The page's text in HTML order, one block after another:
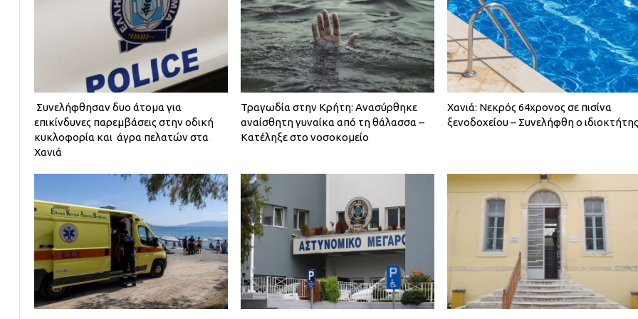
Συνελήφθησαν δυο άτομα για
επικίνδυνες παρεμβάσεις στην οδική
κυκλοφορία και άγρα πελατών στα
Χανιά
Τραγωδία στην Κρήτη: Ανασύρθηκε
αναίσθητη γυναίκα από τη θάλασσα –
Κατέληξε στο νοσοκομείο
Χανιά: Νεκρός 64χρονος σε πισίνα
ξενοδοχείου – Συνελήφθη ο ιδιοκτήτης